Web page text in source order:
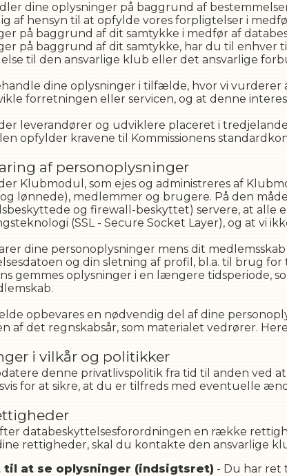
dine oplysninger på baggrund af
af hensyn til at opfylde vores forpligtelser i
på baggrund af dit samtykke i medfør af
på baggrund af dit samtykke, har du til
til den ansvarlige klub eller det ansvarlige
dine oplysninger i tilfælde, hvor vi
forretningen eller servicen, og at denne
leverandører og udviklere placeret i
opfylder kravene til Kommissionens
af personoplysninger
Klubmodul, som ejes og administreres af
lønnede), medlemmer og brugere. På den
og firewall-beskyttet) servere, at alle
(SSL - Secure Socket Layer), og at vi
dine personoplysninger mens dit
og din sletning af profil, bl.a. til brug
gemmes oplysninger i en længere tidsperiode,
opbevares en nødvendig del af dine
af det regnskabsår, som materialet vedrører.
i vilkår og politikker
denne privatlivspolitik fra tid til anden ved
for at sikre, at du er tilfreds med eventuelle
databeskyttelsesforordningen en række
rettigheder, skal du kontakte den ansvarlige
til at se oplysninger (indsigtsret) - Du har ret